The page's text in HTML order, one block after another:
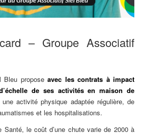
– Groupe Associatif
Bleu propose avec les contrats à impact
de ses activités en maison de
activité physique adaptée régulière, de
et les hospitalisations.
Santé, le coût d’une chute varie de 2000 à